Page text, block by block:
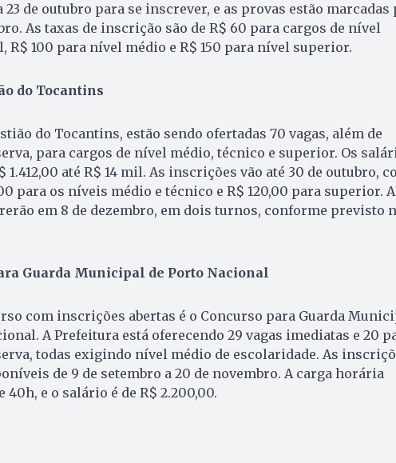
23 de outubro para se inscrever, e as provas estão marcadas
As taxas de inscrição são de R$ 60 para cargos de nível
R$ 100 para nível médio e R$ 150 para nível superior.
do Tocantins
do Tocantins, estão sendo ofertadas 70 vagas, além de
para cargos de nível médio, técnico e superior. Os
1.412,00 até R$ 14 mil. As inscrições vão até 30 de outubro,
para os níveis médio e técnico e R$ 120,00 para superior.
em 8 de dezembro, em dois turnos, conforme previsto
Guarda Municipal de Porto Nacional
com inscrições abertas é o Concurso para Guarda
A Prefeitura está oferecendo 29 vagas imediatas e 20
todas exigindo nível médio de escolaridade. As
de 9 de setembro a 20 de novembro. A carga horária
40h, e o salário é de R$ 2.200,00.